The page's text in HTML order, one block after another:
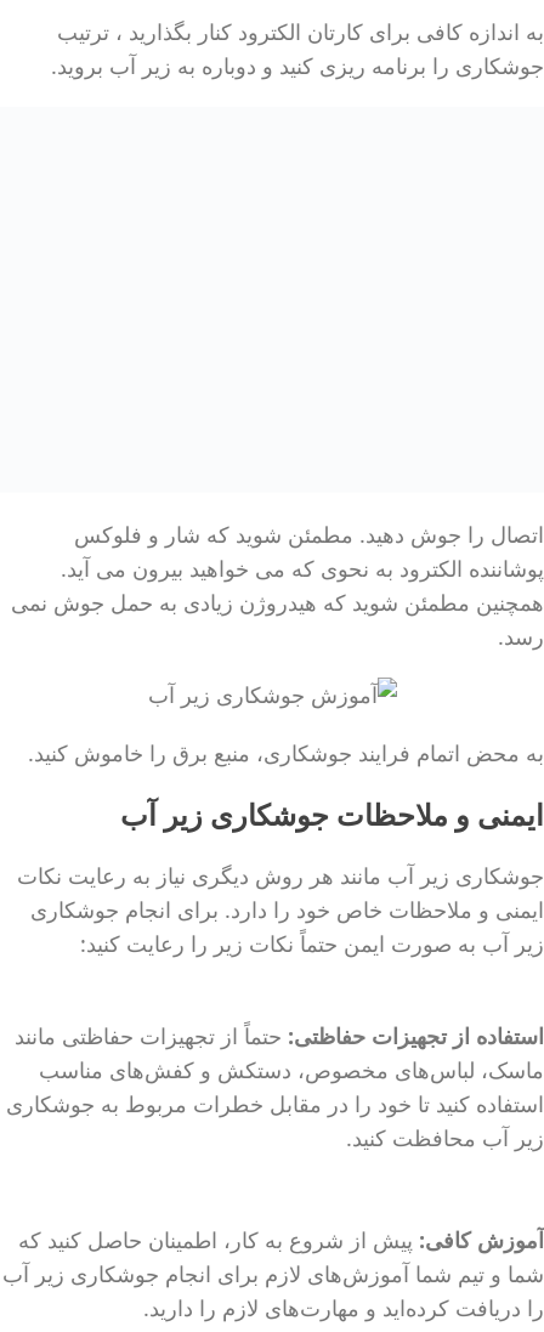
به اندازه کافی برای کارتان الکترود کنار بگذارید ، ترتیب
جوشکاری را برنامه ریزی کنید و دوباره به زیر آب بروید.
اتصال را جوش دهید. مطمئن شوید که شار و فلوکس
پوشاننده الکترود به نحوی که می خواهید بیرون می آید.
همچنین مطمئن شوید که هیدروژن زیادی به حمل جوش نمی
رسد.
به محض اتمام فرایند جوشکاری، منبع برق را خاموش کنید.
ایمنی و ملاحظات جوشکاری زیر آب
جوشکاری زیر آب مانند هر روش دیگری نیاز به رعایت نکات
ایمنی و ملاحظات خاص خود را دارد. برای انجام جوشکاری
زیر آب به صورت ایمن حتماً نکات زیر را رعایت کنید:
استفاده از تجهیزات حفاظتی: حتماً از تجهیزات حفاظتی مانند
ماسک، لباس‌های مخصوص، دستکش و کفش‌های مناسب
استفاده کنید تا خود را در مقابل خطرات مربوط به جوشکاری
زیر آب محافظت کنید.
آموزش کافی: پیش از شروع به کار، اطمینان حاصل کنید که
شما و تیم شما آموزش‌های لازم برای انجام جوشکاری زیر آب
را دریافت کرده‌اید و مهارت‌های لازم را دارید.